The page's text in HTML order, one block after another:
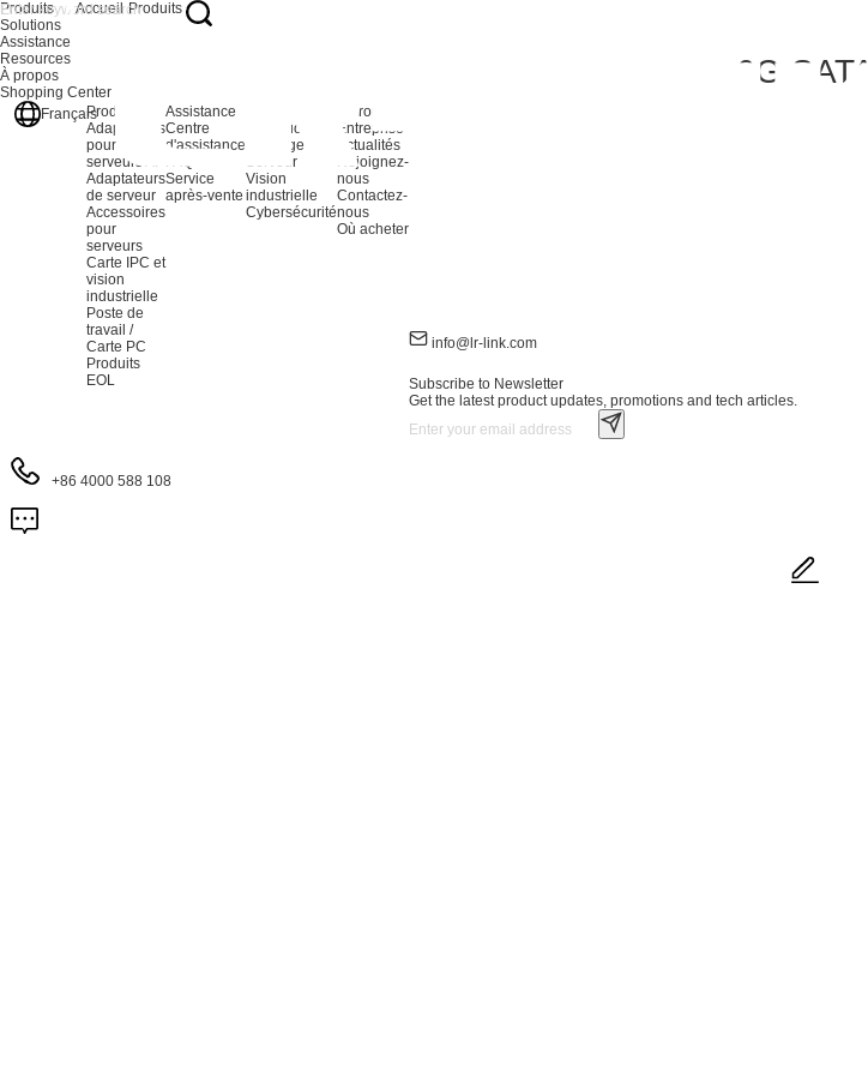
Produits
Solutions
Assistance
Resources
À propos
Shopping Center
Français
Accueil Produits
6G SATA
Produits
Adaptateurs
pour
serveurs AI
Adaptateurs
de serveur
Accessoires
pour
serveurs
Carte IPC et
vision
industrielle
Poste de
travail /
Carte PC
Produits
EOL
Assistance
Centre
d'assistance
FAQ
Service
après-vente
Extension du
stockage
Serveur
Vision
industrielle
Cybersécurité
À propos
Entreprise
Actualités
Rejoignez-
nous
Contactez-
nous
Où acheter
info@lr-link.com
Subscribe to Newsletter
Get the latest product updates, promotions and tech articles.
+86 4000 588 108